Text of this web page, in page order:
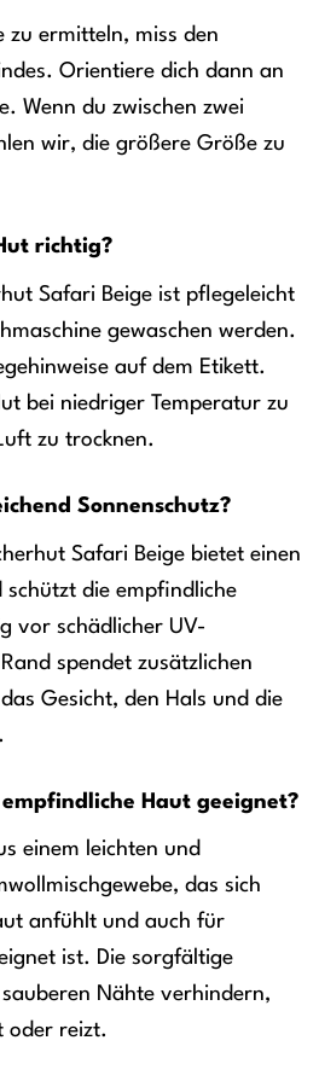
zu ermitteln, miss den
Orientiere dich dann an
Wenn du zwischen zwei
wir, die größere Größe zu
richtig?
Safari Beige ist pflegeleicht
gewaschen werden.
auf dem Etikett.
bei niedriger Temperatur zu
zu trocknen.
Sonnenschutz?
Safari Beige bietet einen
schützt die empfindliche
vor schädlicher UV-
spendet zusätzlichen
Gesicht, den Hals und die
Haut geeignet?
einem leichten und
das sich
anfühlt und auch für
ist. Die sorgfältige
Nähte verhindern,
oder reizt.